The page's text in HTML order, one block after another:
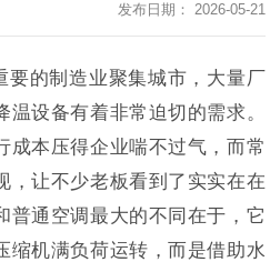
发布日期： 2026-05-21
要的制造业聚集城市，大量厂
设备有着非常迫切的需求。
成本压得企业喘不过气，而常
，让不少老板看到了实实在在
普通空调最大的不同在于，它
缩机满负荷运转，而是借助水